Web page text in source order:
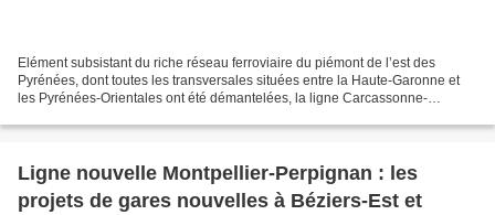
Elément subsistant du riche réseau ferroviaire du piémont de l’est des
Pyrénées, dont toutes les transversales situées entre la Haute-Garonne et
les Pyrénées-Orientales ont été démantelées, la ligne Carcassonne-
Ligne nouvelle Montpellier-Perpignan : les
projets de gares nouvelles à Béziers-Est et